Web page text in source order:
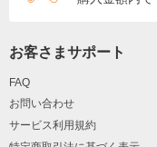
お客さまサポート
FAQ
お問い合わせ
サービス利用規約